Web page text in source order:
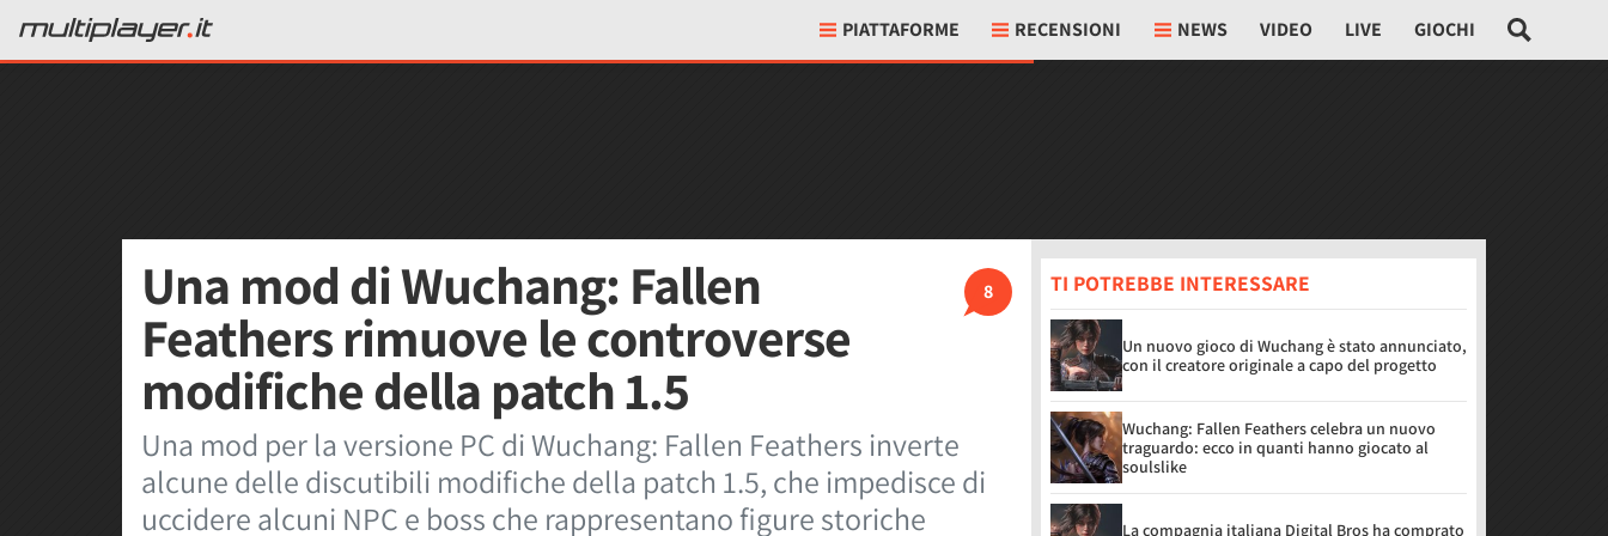
PIATTAFORME RECENSIONI NEWS VIDEO LIVE GIOCHI
8
Una mod di Wuchang: Fallen
Feathers rimuove le controverse
modifiche della patch 1.5
Una mod per la versione PC di Wuchang: Fallen Feathers inverte
alcune delle discutibili modifiche della patch 1.5, che impedisce di
uccidere alcuni NPC e boss che rappresentano figure storiche
TI POTREBBE INTERESSARE
Un nuovo gioco di Wuchang è stato annunciato,
con il creatore originale a capo del progetto
Wuchang: Fallen Feathers celebra un nuovo
traguardo: ecco in quanti hanno giocato al
soulslike
La compagnia italiana Digital Bros ha comprato